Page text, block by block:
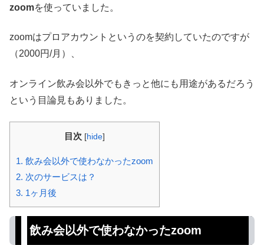
zoomを使っていました。
zoomはプロアカウントというのを契約していたのですが
（2000円/月）、
オンライン飲み会以外でもきっと他にも用途があるだろう
という目論見もありました。
目次 [hide]
1. 飲み会以外で使わなかったzoom
2. 次のサービスは？
3. 1ヶ月後
飲み会以外で使わなかったzoom